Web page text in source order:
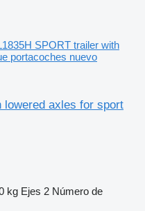
SPORT trailer with
portacoches nuevo
lowered axles for sport
kg Ejes 2 Número de